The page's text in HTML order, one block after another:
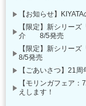
【お知らせ】
【限定】新シリー
介 8/5発売
【限定】新シリー
8/5発売
【ごあいさつ】21
【モリンガフェア
えします！